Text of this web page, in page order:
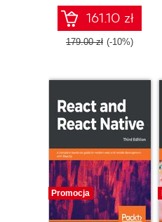
desktop, and
mobile - Fifth
Edition
161.10 zł
179.00 zł (-10%)
Promocja